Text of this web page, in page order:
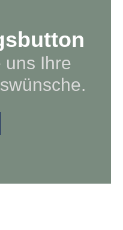
uns Ihre